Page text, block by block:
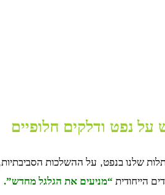
נפט ודלקים חלופיים
שלנו בנפט, על ההשלכות הסביבתיות
הייחודית “מניעים את הגלגל מחדש”.